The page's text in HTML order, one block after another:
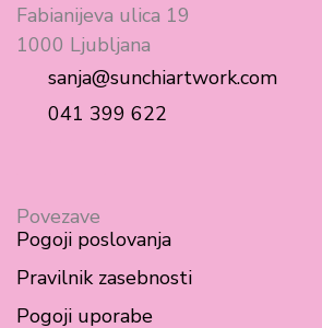
Fabianijeva ulica 19
1000 Ljubljana
sanja@sunchiartwork.com
041 399 622
c
e
b
s
t
a
Povezave
Pogoji poslovanja
Pravilnik zasebnosti
Pogoji uporabe